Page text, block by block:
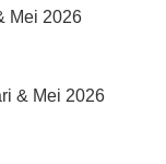
Mei 2026
& Mei 2026